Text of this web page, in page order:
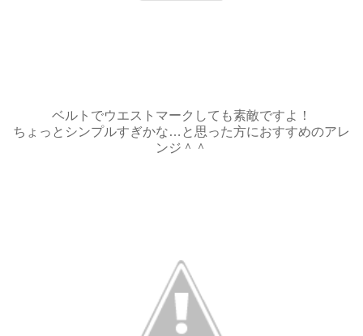
ベルトでウエストマークしても素敵ですよ！
ちょっとシンプルすぎかな…と思った方におすすめのアレ
ンジ＾＾